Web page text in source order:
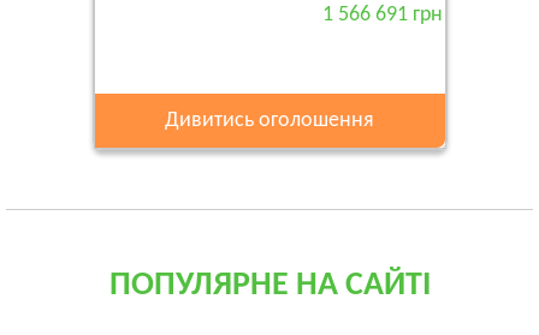
1 566 691 грн
Дивитись оголошення
ПОПУЛЯРНЕ НА САЙТІ